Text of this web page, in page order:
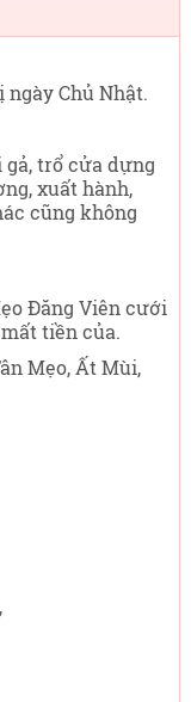
ngày Chủ Nhật.
gả, trổ cửa dựng
xuất hành,
cũng không
Đăng Viên cưới
tiền của.
Mẹo, Ất Mùi,